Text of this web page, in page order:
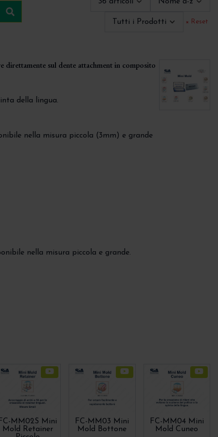
Cerca Tutti i Prodotti × Reset
MM02S Mini
Mold Retainer
FC-MM03 Mini
Mold Bottone
FC-MM04 Mini
Mold Cuneo
sul dente attachment in composito
della lingua.
nella misura piccola (3mm) e grande
nella misura piccola e grande.